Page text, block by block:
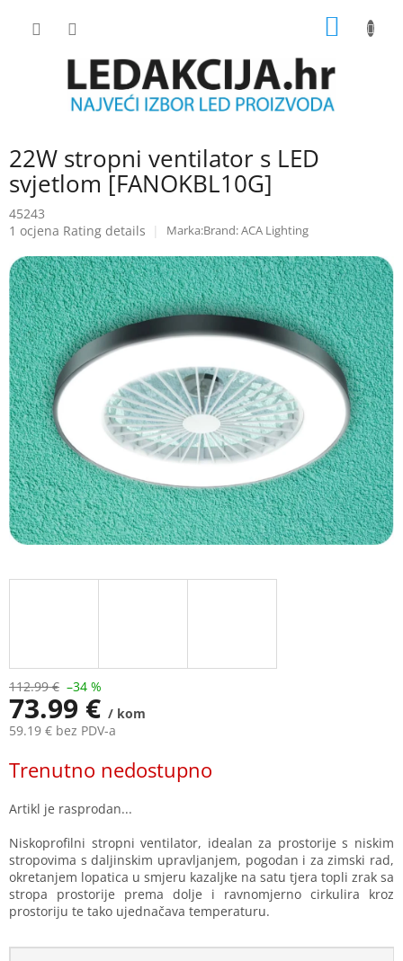
22W stropni ventilator s LED
svjetlom [FANOKBL10G]
45243
The
product
rating
is
5.0
out
of
5
stars.
1 ocjena Rating details Brand:ACA Lighting
112.99 € –34 %
73.99 € / kom
59.19 € bez PDV-a
price:
Trenutno nedostupno
Niskoprofilni stropni ventilator, idealan za prostorije s niskim
stropovima s daljinskim upravljanjem, pogodan i za zimski rad,
okretanjem lopatica u smjeru kazaljke na satu tjera topli zrak sa
stropa prostorije prema dolje i ravnomjerno cirkulira kroz
prostoriju te tako ujednačava temperaturu.